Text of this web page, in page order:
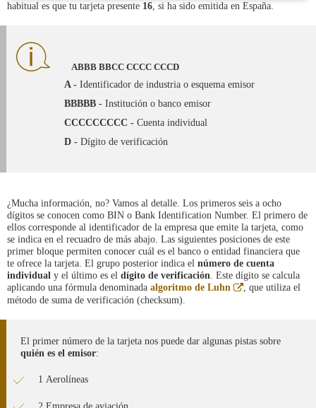
habitual es que tu tarjeta presente 16, si ha sido emitida en España.
ABBB BBCC CCCC CCCD
A - Identificador de industria o esquema emisor
BBBBB - Institución o banco emisor
CCCCCCCCC - Cuenta individual
D - Dígito de verificación
¿Mucha información, no? Vamos al detalle. Los primeros seis a ocho
dígitos se conocen como BIN o Bank Identification Number. El primero de
ellos corresponde al identificador de la empresa que emite la tarjeta, como
se indica en el recuadro de más abajo. Las siguientes posiciones de este
primer bloque permiten conocer cuál es el banco o entidad financiera que
te ofrece la tarjeta. El grupo posterior indica el número de cuenta
individual y el último es el dígito de verificación. Este dígito se calcula
aplicando una fórmula denominada algoritmo de Luhn
Abre
, que utiliza el
método de suma de verificación (checksum).
El primer número de la tarjeta nos puede dar algunas pistas sobre
quién es el emisor:
1 Aerolíneas